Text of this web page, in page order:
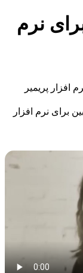
نرم
پریمیر
برای نرم افزار